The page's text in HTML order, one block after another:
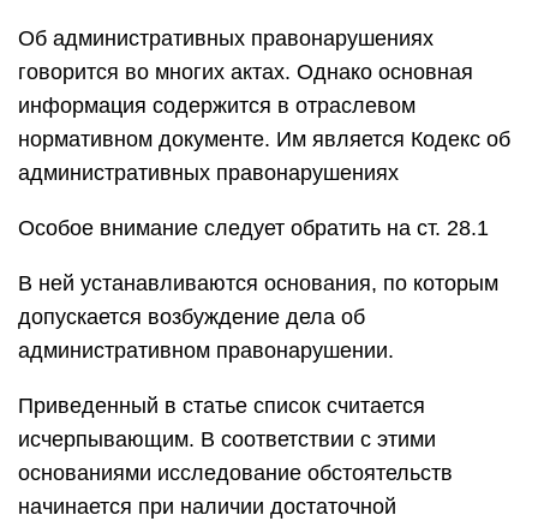
Об административных правонарушениях
говорится во многих актах. Однако основная
информация содержится в отраслевом
нормативном документе. Им является Кодекс об
административных правонарушениях
Особое внимание следует обратить на ст. 28.1
В ней устанавливаются основания, по которым
допускается возбуждение дела об
административном правонарушении.
Приведенный в статье список считается
исчерпывающим. В соответствии с этими
основаниями исследование обстоятельств
начинается при наличии достаточной